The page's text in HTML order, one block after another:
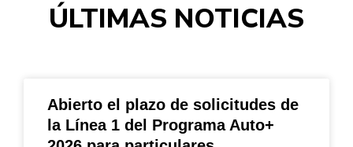
ÚLTIMAS NOTICIAS
Abierto el plazo de solicitudes de
la Línea 1 del Programa Auto+